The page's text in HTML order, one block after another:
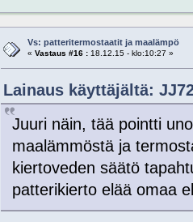
Vs: patteritermostaatit ja maalämpö
« Vastaus #16 :18.12.15 - klo:10:27 »
Lainaus käyttäjältä:
Juuri näin, tää pointti
maalämmöstä ja
kiertoveden säätö
patterikierto elää omaa